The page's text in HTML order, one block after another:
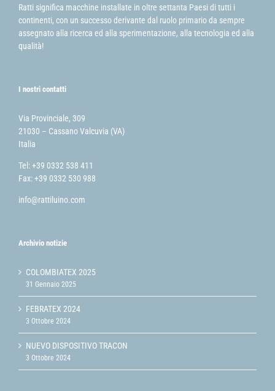
Ratti significa macchine installate in oltre settanta Paesi di tutti i
continenti, con un successo derivante dal ruolo primario da sempre
assegnato alla ricerca ed alla sperimentazione, alla tecnologia ed alla
qualità!
I nostri contatti
Via Provinciale, 309
21030 – Cassano Valcuvia (VA)
Italia
Tel: +39 0332 538 411
Fax: +39 0332 530 988
info@rattiluino.com
Archivio notizie
COLOMBIATEX 2025
31 Gennaio 2025
FEBRATEX 2024
3 Ottobre 2024
NUEVO DISPOSITIVO TRACON
3 Ottobre 2024